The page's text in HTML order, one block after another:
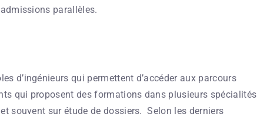
admissions parallèles.
d’ingénieurs qui permettent d’accéder aux parcours
qui proposent des formations dans plusieurs spécialités
souvent sur étude de dossiers. Selon les derniers